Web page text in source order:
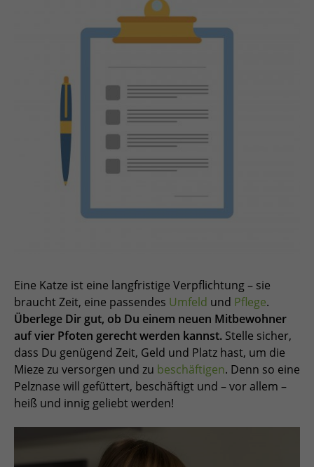
Eine Katze ist eine langfristige Verpflichtung – sie
braucht Zeit, eine passendes Umfeld und Pflege.
Überlege Dir gut, ob Du einem neuen Mitbewohner
auf vier Pfoten gerecht werden kannst. Stelle sicher,
dass Du genügend Zeit, Geld und Platz hast, um die
Mieze zu versorgen und zu beschäftigen. Denn so eine
Pelznase will gefüttert, beschäftigt und – vor allem –
heiß und innig geliebt werden!